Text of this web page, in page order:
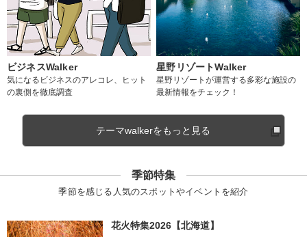
ビジネスWalker
気になるビジネスのアレコレ、ヒット
の裏側を徹底調査
星野リゾートWalker
星野リゾートが運営する多彩な施設の
最新情報をチェック！
テーマwalkerをもっと見る
季節特集
季節を感じる人気のスポットやイベントを紹介
花火特集2026【北海道】